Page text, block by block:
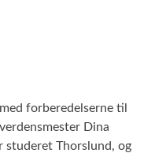
forberedelserne til
Dina
studeret Thorslund, og